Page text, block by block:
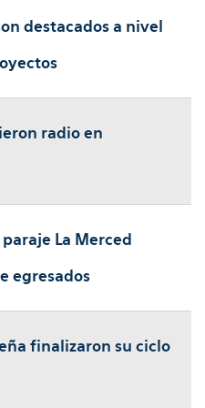
destacados a nivel
radio en
La Merced
egresados
finalizaron su ciclo